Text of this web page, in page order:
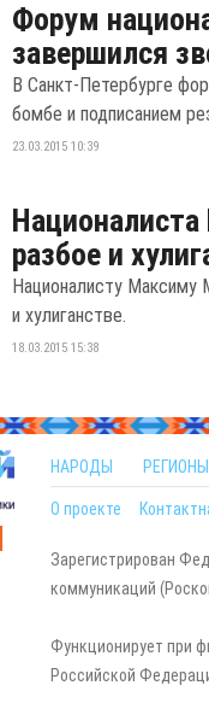
Форум
завершился
В Санкт-Петербурге
бомбе и подписанием
23.03.2015 10:39
разбое и
Националисту Максиму
и хулиганстве.
18.03.2015 15:38
НАРОДЫ РЕГИОНЫ
О проекте
Зарегистрирован
коммуникаций
Функционирует при
Российской